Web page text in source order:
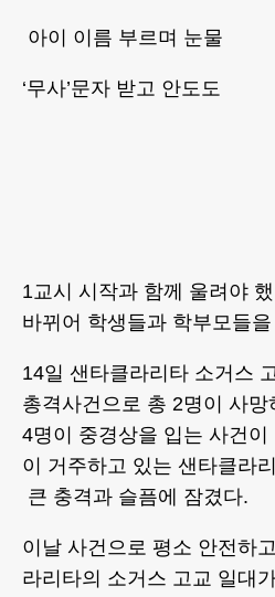
아이 이름 부르며 눈물
‘무사’문자 받고 안도도
1교시 시작과 함께 울려야
바뀌어 학생들과 학부모들
14일 샌타클라리타 소거스
총격사건으로 총 2명이 사망
4명이 중경상을 입는 사건
이 거주하고 있는 샌타클라
큰 충격과 슬픔에 잠겼다.
이날 사건으로 평소 안전하
라리타의 소거스 고교 일대